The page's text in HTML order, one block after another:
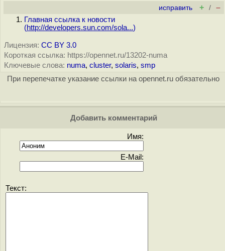
исправить + / –
Главная ссылка к новости
(http://developers.sun.com/sola...)
Лицензия: CC BY 3.0
Короткая ссылка: https://opennet.ru/13202-numa
Ключевые слова: numa, cluster, solaris, smp
При перепечатке указание ссылки на opennet.ru обязательно
Добавить комментарий
Имя:
E-Mail:
Текст: